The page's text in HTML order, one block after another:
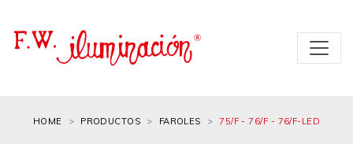
HOME PRODUCTOS FAROLES 75/F - 76/F - 76/F-LED